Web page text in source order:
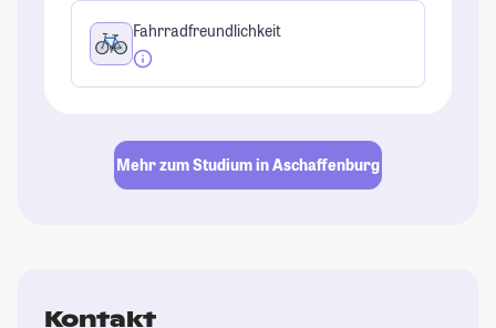
Fahrradfreundlichkeit
Mehr zum Studium in Aschaffenburg
Kontakt